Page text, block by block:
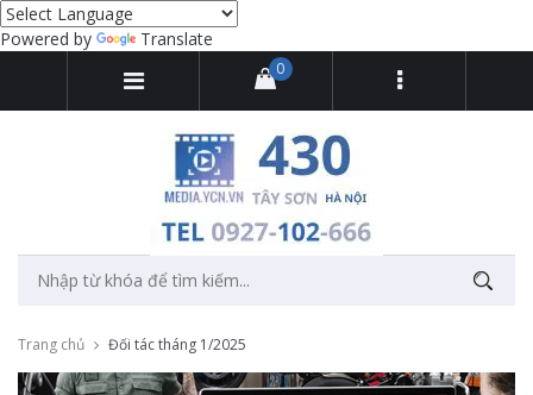
Powered by Translate
0
Trang chủ Đối tác tháng 1/2025